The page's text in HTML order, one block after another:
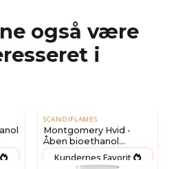
også være
i

SCANDIFLAMES
Montgomery Hvid -
Åben bioethanol
brændeovn
Kundernes Favorit 